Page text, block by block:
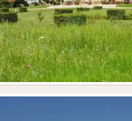
Forrige billede